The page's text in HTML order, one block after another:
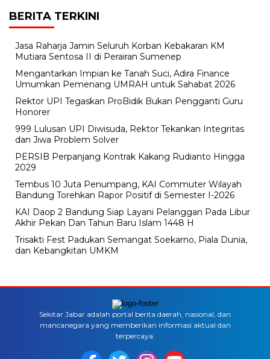
BERITA TERKINI
Jasa Raharja Jamin Seluruh Korban Kebakaran KM
Mutiara Sentosa II di Perairan Sumenep
Mengantarkan Impian ke Tanah Suci, Adira Finance
Umumkan Pemenang UMRAH untuk Sahabat 2026
Rektor UPI Tegaskan ProBidik Bukan Pengganti Guru
Honorer
999 Lulusan UPI Diwisuda, Rektor Tekankan Integritas
dan Jiwa Problem Solver
PERSIB Perpanjang Kontrak Kakang Rudianto Hingga
2029
Tembus 10 Juta Penumpang, KAI Commuter Wilayah
Bandung Torehkan Rapor Positif di Semester I-2026
KAI Daop 2 Bandung Siap Layani Pelanggan Pada Libur
Akhir Pekan Dan Tahun Baru Islam 1448 H
Trisakti Fest Padukan Semangat Soekarno, Piala Dunia,
dan Kebangkitan UMKM
Sekitar Jabar adalah portal berita daerah, nasional, dan
mancanegara yang memberikan informasi aktual dan
terpercaya.